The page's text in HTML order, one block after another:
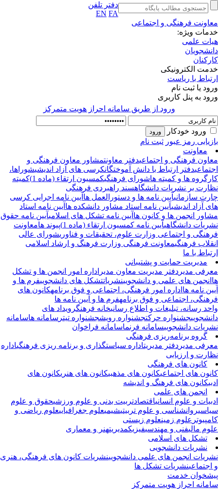
دفتر تلفن
EN FA
فرهنگی و اجتماعی
ویژه:
علمی
الکترونیکی
با ریاست
یا ثبت نام
به پنل کاربری
ورود از طريق سامانه احراز هويت متمركز
ورود خودکار
رمز عبور ثبت نام
معاونت
فرهنگی و اجتماعیدفتر معاونتمشاور معاون فرهنگی و
دفتر ارتباط با دانش آموختگانکرسی های آزاد اندیشیشوراها،
ها و کمیته هاشورای فرهنگیکمسیون ارتقاء (ماده 1)
کمیته
بر نشریات دانشگاهسند راهبردی فرهنگی
سازمانیآیین نامه ها و دستورالعمل هاآیین نامه اجرایی کرسی
آزاد اندیشیآیین نامه استاد مشاور دانشکده هاآیین نامه استاد
انجمن ها و کانون هاآیین نامه تشکل های اسلامیآیین نامه حقوق
دانشگاهیآیین نامه کمسیون ارتقاء (ماده 1) پیوند هامعاونت
و اجتماعی وزارت علوم، تحقیقات و فناوریشورای عالی
فرهنگیمعاونت فرهنگی وزارت فرهنگ و ارشاد اسلامی
با ما
مدیریت حمایت و پشتیبانی
مدیردفتر مدیریتمعاون مدیراداره امور انجمن ها و تشکل
انجمن های علمی و دانشجویینشریاتتشکل های دانشجوییفرم ها و
نامه هااداره امور فرهنگی، اجتماعی و فوق برنامهکانون های
اجتماعی و فوق برنامهفرم ها و آیین نامه ها
رسانه، تبلیغات و اطلاع رسانیخانه فرهنگرویداد های
جشنواره حرکتجشنواره رویشجشنواره تیترسامانه هاسامانه
دانشجوییسامانه فرنماسامانه فراخوان
گروه برنامه‌ریزی فرهنگی
مدیردفتر مدیریت اداره سیاستگذاری و برنامه ریزی فرهنگیاداره
و ارزیابی
کانون های فرهنگی
های اجتماعیکانون های مذهبیکانون های هنریکانون های
کانون های فرهنگ و اندیشه
انجمن های علمی
و علوم انسانیاقتصادتربیت بدنی و علوم ورزشیحقوق و علوم
روانشناسی و علوم تربیتیشیمیعلوم جغرافیاییعلوم ریاضی و
علوم زمینعلوم زیستی
مالیفنی و مهندسیفیزیکمدیریت هنر و معماری
تشکل های اسلامی
نشریات دانشجویی
انجمن های علمی دانشجویینشریات کانون های فرهنگی، هنری
نشریات تشکل ها
خدمت
احراز هویت متمرکز